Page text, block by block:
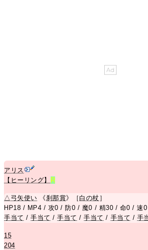
アリス
【ヒーリング】
R
△ 弓矢使い 《刹那賞》［ 白の杖 ］
HP18 / MP4 / 攻0 / 防0 / 魔0 / 精30 / 命0 / 速
手当て /手当て /手当て /手当て / 手当て / 手
15
204